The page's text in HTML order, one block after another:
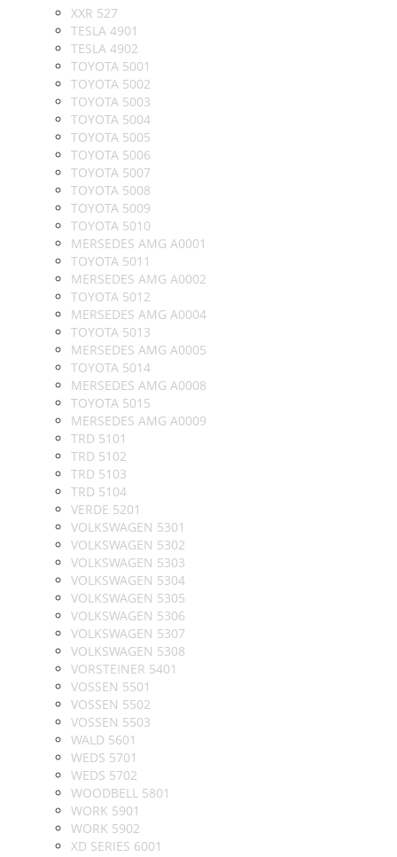
XXR 527
TESLA 4901
TESLA 4902
TOYOTA 5001
TOYOTA 5002
TOYOTA 5003
TOYOTA 5004
TOYOTA 5005
TOYOTA 5006
TOYOTA 5007
TOYOTA 5008
TOYOTA 5009
TOYOTA 5010
MERSEDES AMG A0001
TOYOTA 5011
MERSEDES AMG A0002
TOYOTA 5012
MERSEDES AMG A0004
TOYOTA 5013
MERSEDES AMG A0005
TOYOTA 5014
MERSEDES AMG A0008
TOYOTA 5015
MERSEDES AMG A0009
TRD 5101
TRD 5102
TRD 5103
TRD 5104
VERDE 5201
VOLKSWAGEN 5301
VOLKSWAGEN 5302
VOLKSWAGEN 5303
VOLKSWAGEN 5304
VOLKSWAGEN 5305
VOLKSWAGEN 5306
VOLKSWAGEN 5307
VOLKSWAGEN 5308
VORSTEINER 5401
VOSSEN 5501
VOSSEN 5502
VOSSEN 5503
WALD 5601
WEDS 5701
WEDS 5702
WOODBELL 5801
WORK 5901
WORK 5902
XD SERIES 6001